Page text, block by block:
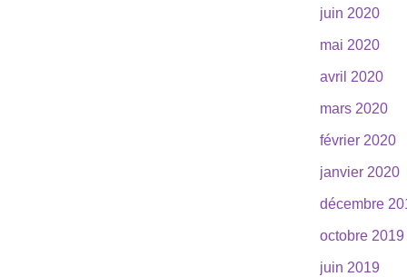
juin 2020
mai 2020
avril 2020
mars 2020
février 2020
janvier 2020
décembre
octobre 2019
juin 2019